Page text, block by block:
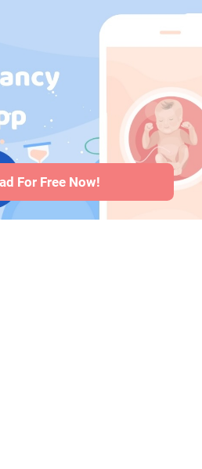
·
·
Korea
For Free Now!